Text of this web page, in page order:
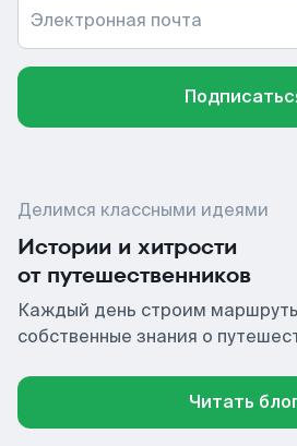
Электронная почта
Делимся классными идеями
Истории и хитрости
от путешественников
Каждый день строим
собственные знания о
Читать